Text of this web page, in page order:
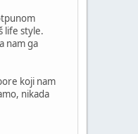
life style.
nam ga
koji nam
nikada